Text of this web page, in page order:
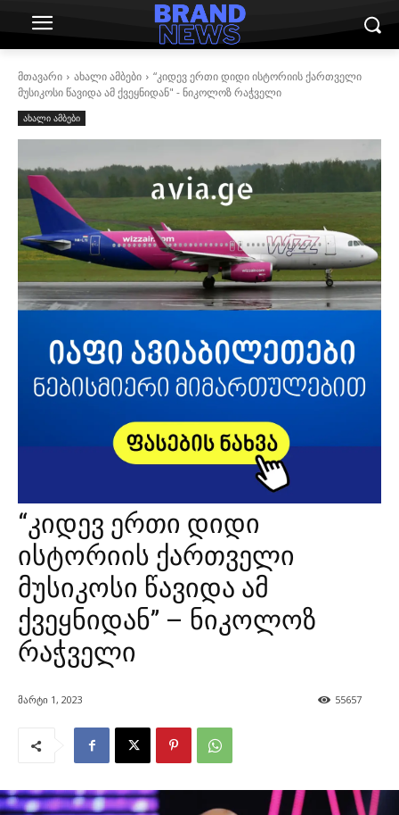
მთავარი ახალი ამბები
“კიდევ ერთი დიდი ისტორიის ქართველი
მუსიკოსი წავიდა ამ ქვეყნიდან" - ნიკოლოზ რაჭველი
ახალი ამბები
“კიდევ ერთი დიდი
ისტორიის ქართველი
მუსიკოსი წავიდა ამ
ქვეყნიდან” – ნიკოლოზ
რაჭველი
მარტი 1, 2023 55657